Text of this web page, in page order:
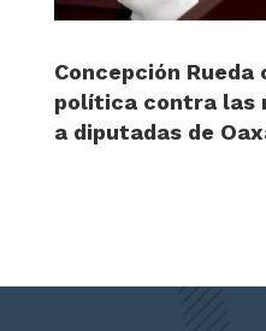
Concepción
política contra las
a diputadas de